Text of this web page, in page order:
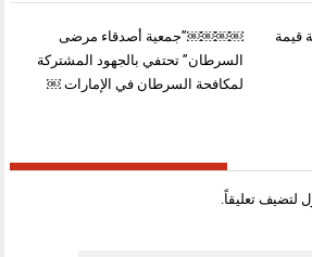
￼￼￼￼”جمعية أصدقاء مرضى
السرطان” تحتفي بالجهود المشتركة
لمكافحة السرطان في الإمارات ￼
قيمة
لتضيف تعليقاً.